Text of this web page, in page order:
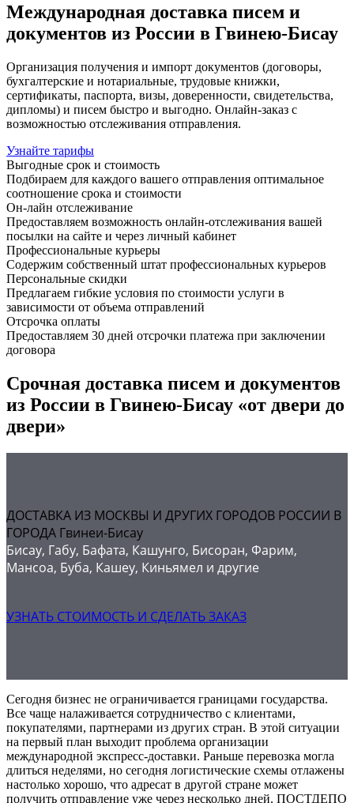
Международная доставка писем и
документов из России в Гвинею-Бисау
Организация получения и импорт документов (договоры,
бухгалтерские и нотариальные, трудовые книжки,
сертификаты, паспорта, визы, доверенности, свидетельства,
дипломы) и писем быстро и выгодно. Онлайн-заказ с
возможностью отслеживания отправления.
Узнайте тарифы
Выгодные срок и стоимость
Подбираем для каждого вашего отправления оптимальное
соотношение срока и стоимости
Он-лайн отслеживание
Предоставляем возможность онлайн-отслеживания вашей
посылки на сайте и через личный кабинет
Профессиональные курьеры
Содержим собственный штат профессиональных курьеров
Персональные скидки
Предлагаем гибкие условия по стоимости услуги в
зависимости от объема отправлений
Отсрочка оплаты
Предоставляем 30 дней отсрочки платежа при заключении
договора
Срочная доставка писем и документов
из России в Гвинею-Бисау «от двери до
двери»
ДОСТАВКА ИЗ МОСКВЫ И ДРУГИХ ГОРОДОВ РОССИИ В
ГОРОДА Гвинеи-Бисау
Бисау, Габу, Бафата, Кашунго, Бисоран, Фарим,
Мансоа, Буба, Кашеу, Киньямел и другие
УЗНАТЬ СТОИМОСТЬ И СДЕЛАТЬ ЗАКАЗ
Сегодня бизнес не ограничивается границами государства.
Все чаще налаживается сотрудничество с клиентами,
покупателями, партнерами из других стран. В этой ситуации
на первый план выходит проблема организации
международной экспресс-доставки. Раньше перевозка могла
длиться неделями, но сегодня логистические схемы отлажены
настолько хорошо, что адресат в другой стране может
получить отправление уже через несколько дней. ПОСТДЕПО